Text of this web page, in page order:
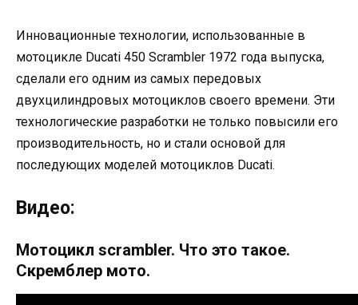
Инновационные технологии, использованные в
мотоцикле Ducati 450 Scrambler 1972 года выпуска,
сделали его одним из самых передовых
двухцилиндровых мотоциклов своего времени. Эти
технологические разработки не только повысили его
производительность, но и стали основой для
последующих моделей мотоциклов Ducati.
Видео:
Мотоцикл scrambler. Что это такое.
Скремблер мото.